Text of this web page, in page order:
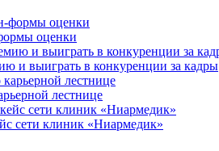
оценки
и выиграть в конкуренции за кадры
лестнице
сети клиник «Ниармедик»